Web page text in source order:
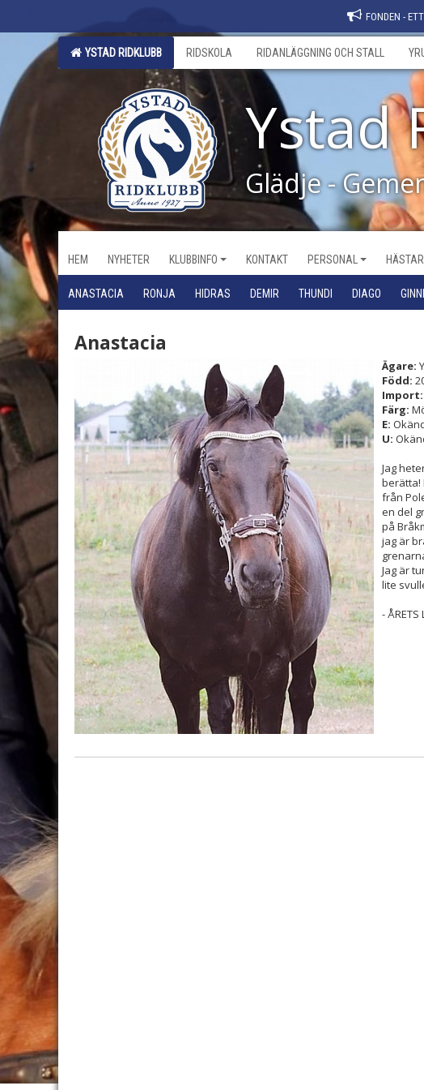
FONDEN -
YSTAD RIDKLUBB RIDSKOLA RIDANLÄGGNING OCH STALL
Ystad
Glädje -
HEM NYHETER KLUBBINFO KONTAKT PERSONAL HÄSTAR
ANASTACIA RONJA HIDRAS DEMIR THUNDI DIAGO
Anastacia
Ägare:
Född:
Import:
Färg:
E:
U:
Jag
berätta!
från
en del
på
jag är
Jag är
lite
- ÅRETS